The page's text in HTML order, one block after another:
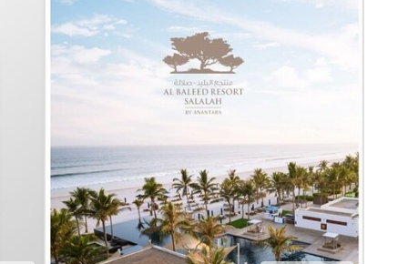
تحت شعار
"سحر
صلالة" خلال
موسم
الخريف وما
صلالة بإدارة
أنانتارا يحتفل
بمرور 25 عاماً
على أنانتارا